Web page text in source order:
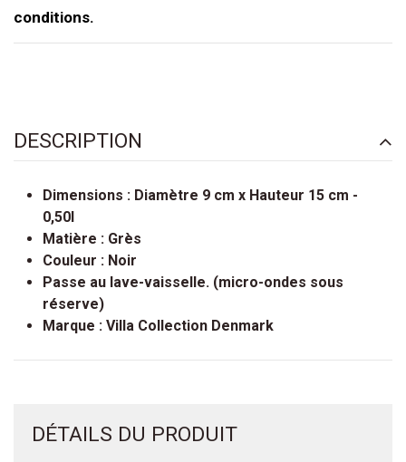
conditions.
DESCRIPTION
Dimensions : Diamètre 9 cm x Hauteur 15 cm -
0,50l
Matière : Grès
Couleur : Noir
Passe au lave-vaisselle. (micro-ondes sous
réserve)
Marque : Villa Collection Denmark
DÉTAILS DU PRODUIT